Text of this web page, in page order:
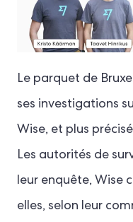
Le parquet de
ses investigations
Wise, et plus
Les autorités de
leur enquête, Wise
elles, selon leur